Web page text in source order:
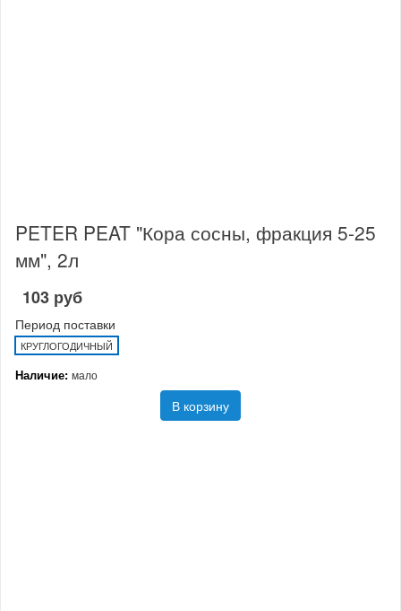
PETER PEAT "Кора сосны, фракция 5-25
мм", 2л
103 руб
Период поставки
КРУГЛОГОДИЧНЫЙ
Наличие: мало
В корзину